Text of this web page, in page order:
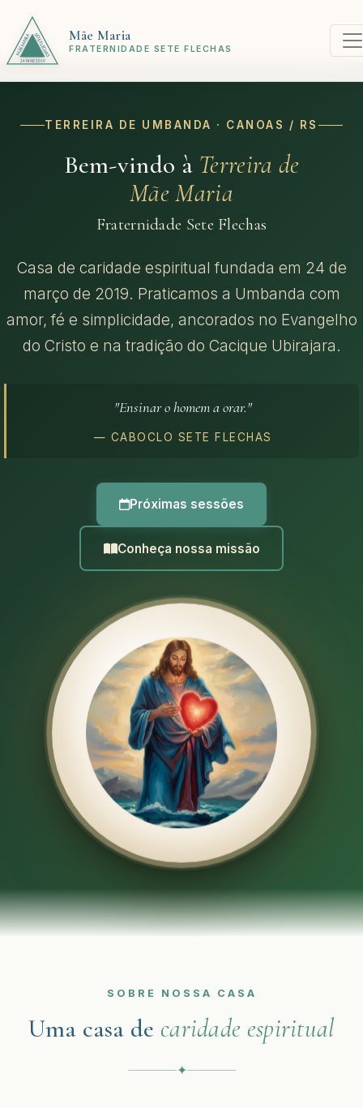
Mãe Maria
FRATERNIDADE SETE FLECHAS
TERREIRA DE UMBANDA · CANOAS / RS
Bem-vindo à Terreira de
Mãe Maria
Fraternidade Sete Flechas
Casa de caridade espiritual fundada em 24 de
março de 2019. Praticamos a Umbanda com
amor, fé e simplicidade, ancorados no Evangelho
do Cristo e na tradição do Cacique Ubirajara.
"Ensinar o homem a orar."
— CABOCLO SETE FLECHAS
Próximas sessões
Conheça nossa missão
SOBRE NOSSA CASA
Uma casa de caridade espiritual
✦